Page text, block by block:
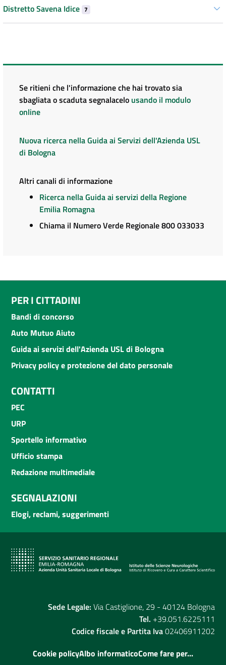
Distretto Savena Idice 7
Se ritieni che l'informazione che hai trovato sia
sbagliata o scaduta segnalacelo usando il modulo
online
Nuova ricerca nella Guida ai Servizi dell'Azienda USL
di Bologna
Altri canali di informazione
Ricerca nella Guida ai servizi della Regione
Emilia Romagna
Chiama il Numero Verde Regionale 800 033033
PER I CITTADINI
Bandi di concorso
Auto Mutuo Aiuto
Guida ai servizi dell'Azienda USL di Bologna
Privacy policy e protezione del dato personale
CONTATTI
PEC
URP
Sportello informativo
Ufficio stampa
Redazione multimediale
SEGNALAZIONI
Elogi, reclami, suggerimenti
Sede Legale: Via Castiglione, 29 - 40124 Bologna
Tel. +39.051.6225111
Codice fiscale e Partita Iva02406911202
Cookie policyAlbo informaticoCome fare per...